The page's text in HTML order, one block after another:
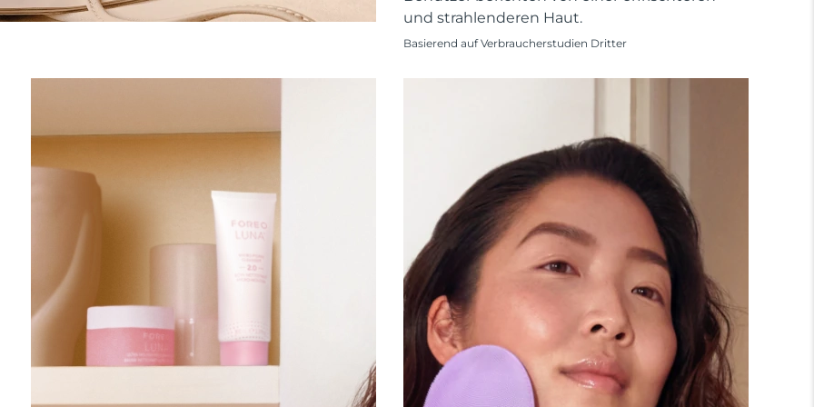
und strahlenderen Haut.
Basierend auf Verbraucherstudien Dritter